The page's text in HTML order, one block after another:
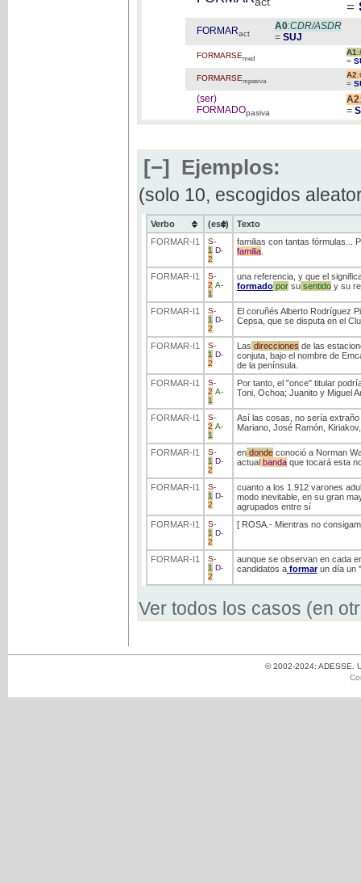
=
FORMARact
A0:CDR/ASDR
= SUJ
FORMARSEmed
A1
=
FORMARSEmpasiva
A2
=
(ser)
FORMADOpasiva
A2
=
[−] Ejemplos:
(solo 10, escogidos
Verbo (ess)
Texto
FORMAR-I1 S-
1 D-
2
familias con tantas fórmulas...
familia.
FORMAR-I1 S-
2 A-
1
una referencia, y que el
formadoporsusentidoy su
FORMAR-I1 S-
1 D-
2
El coruñés Alberto Rodríguez
Cepsa, que se disputa en el
FORMAR-I1 S-
1 D-
2
Las direcciones de las
conjuta, bajo el nombre de
de la península.
FORMAR-I1 S-
2 A-
1
Por tanto, el "once" titular
Toni, Ochoa; Juanito y Miguel
FORMAR-I1 S-
2 A-
1
Así las cosas, no sería extraño
Mariano, José Ramón,
FORMAR-I1 S-
1 D-
2
endondeconoció a Norman
actualbandaque tocará esta
FORMAR-I1 S-
1 D-
2
cuanto a los 1.912 varones
modo inevitable, en su gran
agrupados entre sí
FORMAR-I1 S-
1 D-
2
[ ROSA.- Mientras no
FORMAR-I1 S-
1 D-
2
aunque se observan en cada
candidatos aformarun día un
Ver todos los casos (en
© 2002-2024: ADESSE.